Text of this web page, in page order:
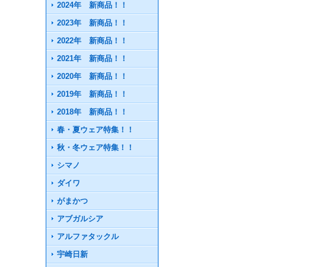
2024年 新商品！！
2023年 新商品！！
2022年 新商品！！
2021年 新商品！！
2020年 新商品！！
2019年 新商品！！
2018年 新商品！！
春・夏ウェア特集！！
秋・冬ウェア特集！！
シマノ
ダイワ
がまかつ
アブガルシア
アルファタックル
宇崎日新